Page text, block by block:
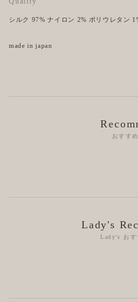
シルク 97% ナイロン 2% ポリウレタン
made in japan
おすす
Lady's
Lady's おす